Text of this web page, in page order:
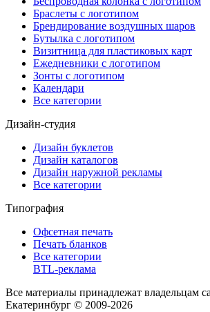
Браслеты с логотипом
Брендирование воздушных шаров
Бутылка с логотипом
Визитница для пластиковых карт
Ежедневники с логотипом
Зонты с логотипом
Календари
Все категории
Дизайн-студия
Дизайн буклетов
Дизайн каталогов
Дизайн наружной рекламы
Все категории
Типография
Офсетная печать
Печать бланков
Все категории
BTL-реклама
Все материалы принадлежат владельцам
Екатеринбург © 2009-2026